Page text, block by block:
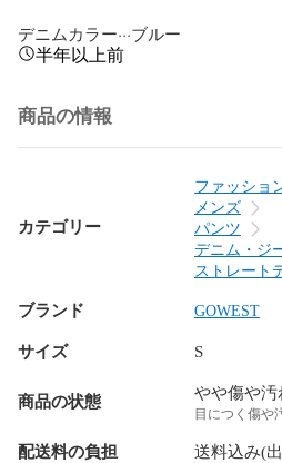
デニムカラー···ブルー
半年以上前
商品の情報
カテゴリー
ファッショ
メンズ
パンツ
デニム・ジ
ストレート
ブランド GOWEST
サイズ S
商品の状態 やや傷や汚
目につく傷や
配送料の負担 送料込み(